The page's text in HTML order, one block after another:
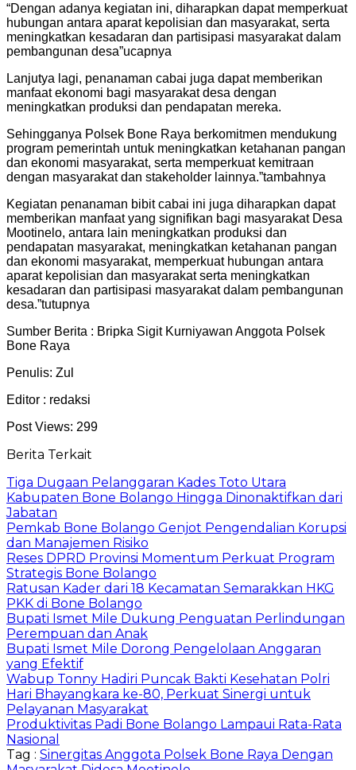
“Dengan adanya kegiatan ini, diharapkan dapat memperkuat
hubungan antara aparat kepolisian dan masyarakat, serta
meningkatkan kesadaran dan partisipasi masyarakat dalam
pembangunan desa”ucapnya
Lanjutya lagi, penanaman cabai juga dapat memberikan
manfaat ekonomi bagi masyarakat desa dengan
meningkatkan produksi dan pendapatan mereka.
Sehingganya Polsek Bone Raya berkomitmen mendukung
program pemerintah untuk meningkatkan ketahanan pangan
dan ekonomi masyarakat, serta memperkuat kemitraan
dengan masyarakat dan stakeholder lainnya.”tambahnya
Kegiatan penanaman bibit cabai ini juga diharapkan dapat
memberikan manfaat yang signifikan bagi masyarakat Desa
Mootinelo, antara lain meningkatkan produksi dan
pendapatan masyarakat, meningkatkan ketahanan pangan
dan ekonomi masyarakat, memperkuat hubungan antara
aparat kepolisian dan masyarakat serta meningkatkan
kesadaran dan partisipasi masyarakat dalam pembangunan
desa.”tutupnya
Sumber Berita : Bripka Sigit Kurniyawan Anggota Polsek
Bone Raya
Penulis: Zul
Editor : redaksi
Post Views: 299
Berita Terkait
Tiga Dugaan Pelanggaran Kades Toto Utara
Kabupaten Bone Bolango Hingga Dinonaktifkan dari
Jabatan
Pemkab Bone Bolango Genjot Pengendalian Korupsi
dan Manajemen Risiko
Reses DPRD Provinsi Momentum Perkuat Program
Strategis Bone Bolango
Ratusan Kader dari 18 Kecamatan Semarakkan HKG
PKK di Bone Bolango
Bupati Ismet Mile Dukung Penguatan Perlindungan
Perempuan dan Anak
Bupati Ismet Mile Dorong Pengelolaan Anggaran
yang Efektif
Wabup Tonny Hadiri Puncak Bakti Kesehatan Polri
Hari Bhayangkara ke-80, Perkuat Sinergi untuk
Pelayanan Masyarakat
Produktivitas Padi Bone Bolango Lampaui Rata-Rata
Nasional
Tag : Sinergitas Anggota Polsek Bone Raya Dengan